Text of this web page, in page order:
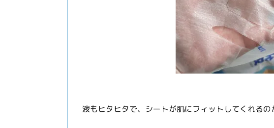
液もヒタヒタで、シートが肌にフィットしてくれる